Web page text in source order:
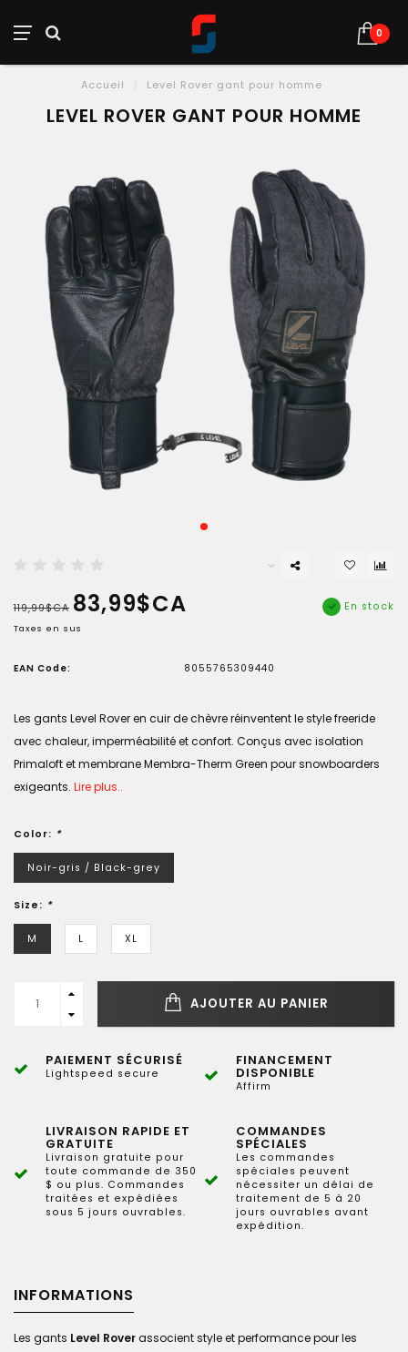
0
Accueil Level Rover gant pour homme
LEVEL ROVER GANT POUR HOMME
119,99$CA 83,99$CA
Taxes en sus
En stock
EAN Code: 8055765309440
Les gants Level Rover en cuir de chèvre réinventent le style freeride
avec chaleur, imperméabilité et confort. Conçus avec isolation
Primaloft et membrane Membra-Therm Green pour snowboarders
exigeants. Lire plus..
Color: *
Noir-gris / Black-grey
Size: *
M L XL
AJOUTER AU PANIER
PAIEMENT SÉCURISÉ
Lightspeed secure
FINANCEMENT
DISPONIBLE
Affirm
LIVRAISON RAPIDE ET
GRATUITE
Livraison gratuite pour
toute commande de 350
$ ou plus. Commandes
traitées et expédiées
sous 5 jours ouvrables.
COMMANDES
SPÉCIALES
Les commandes
spéciales peuvent
nécessiter un délai de
traitement de 5 à 20
jours ouvrables avant
expédition.
INFORMATIONS
Les gants Level Roverassocient style et performance pour les